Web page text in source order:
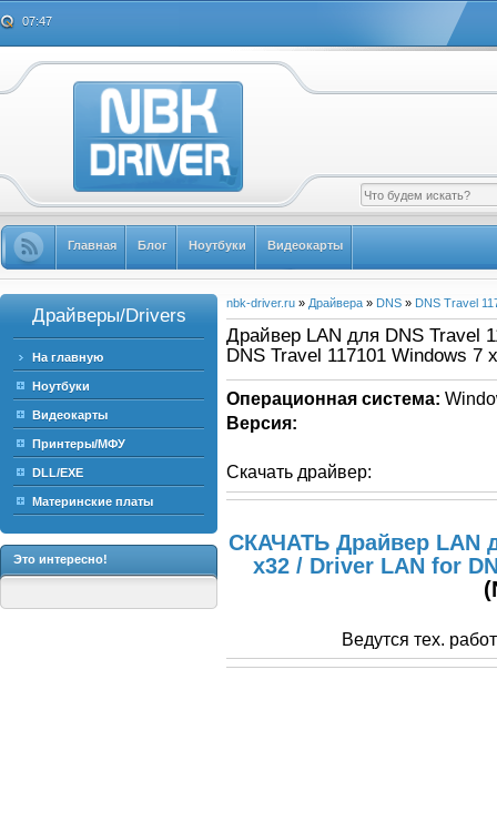
07:47
Главная Блог Ноутбуки Видеокарты
Драйверы/Drivers
На главную
Ноутбуки
Видеокарты
Принтеры/МФУ
DLL/EXE
Материнские платы
Это интересно!
nbk-driver.ru » Драйвера » DNS » DNS Travel
Драйвер LAN для DNS Travel
DNS Travel 117101 Windows 7
Операционная система:
Версия:
Скачать драйвер:
СКАЧАТЬ Драйвер LAN
x32 / Driver LAN for
Ведутся тех.